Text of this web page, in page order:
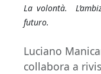
La volontà.
futuro.
Luciano
collabora a